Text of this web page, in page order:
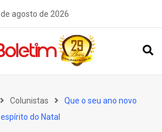
agosto de 2026
Colunistas
Que o seu ano novo
do Natal